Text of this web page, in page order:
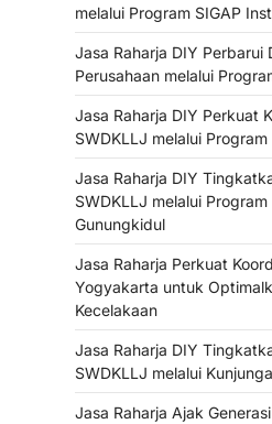
melalui Program SIGAP
Jasa Raharja DIY Perbarui
Perusahaan melalui
Jasa Raharja DIY Perkuat
SWDKLLJ melalui
Jasa Raharja DIY
SWDKLLJ melalui
Gunungkidul
Jasa Raharja Perkuat
Yogyakarta untuk
Kecelakaan
Jasa Raharja DIY
SWDKLLJ melalui
Jasa Raharja Ajak